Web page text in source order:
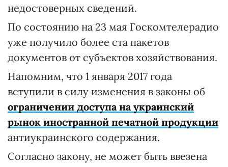
недостоверных сведений.
По состоянию на 23 мая Госкомтелерадио
уже получило более ста пакетов
документов от субъектов хозяйствования.
Напомним, что 1 января 2017 года
вступили в силу изменения в законы об
ограничении доступа на украинский
рынок иностранной печатной продукции
антиукраинского содержания.
Согласно закону, не может быть ввезена